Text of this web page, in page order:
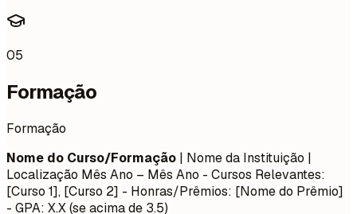
05
Formação
Formação
Nome do Curso/Formação | Nome da Instituição |
Localização Mês Ano – Mês Ano - Cursos Relevantes:
[Curso 1], [Curso 2] - Honras/Prêmios: [Nome do Prêmio]
- GPA: X.X (se acima de 3.5)